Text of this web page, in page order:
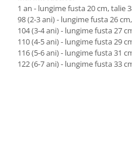
1 an - lungime fusta 20 cm, talie
98 (2-3 ani) - lungime fusta 26
104 (3-4 ani) - lungime fusta 27
110 (4-5 ani) - lungime fusta 29
116 (5-6 ani) - lungime fusta 31
122 (6-7 ani) - lungime fusta 33